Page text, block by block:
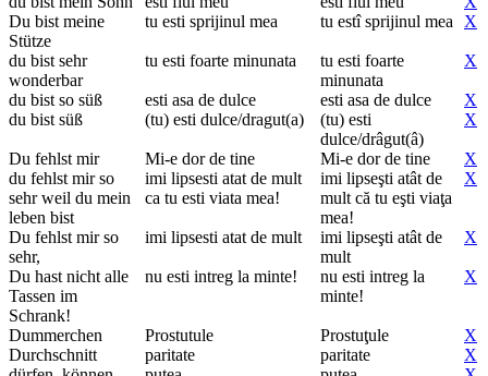
Du bist meine
Stütze
tu esti sprijinul mea tu estî sprijinul mea X
du bist sehr
wonderbar
tu esti foarte minunata
tu esti foarte
minunata
X
du bist so süß esti asa de dulce esti asa de dulce
X
du bist süß
(tu) esti dulce/dragut(a)
(tu) esti
dulce/drâgut(â)
X
Du fehlst mir Mi-e dor de tine Mi-e dor de tine
X
du fehlst mir so
sehr weil du mein
leben bist
imi lipsesti atat de mult
ca tu esti viata mea!
imi lipseşti atât de
mult că tu eşti viaţa
mea!
X
Du fehlst mir so
sehr,
imi lipsesti atat de mult
imi lipseşti atât de
mult
X
Du hast nicht alle
Tassen im
Schrank!
nu esti intreg la minte!
nu esti intreg la
minte!
X
Dummerchen Prostutule Prostuţule
X
Durchschnitt
paritate paritate
X